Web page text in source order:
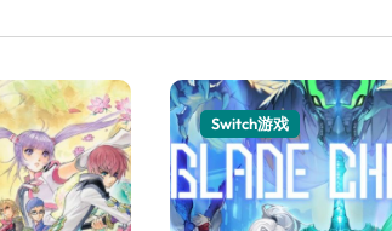
Switch游戏